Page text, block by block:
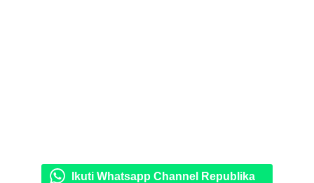
Ikuti Whatsapp Channel Republika